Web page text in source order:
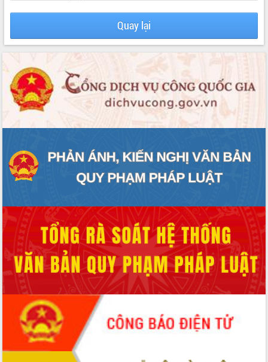
UBND CÁC XÃ, PHƯỜNG
THÔNG TIN CHỈ ĐẠO ĐIỀU HÀNH
VĂN BẢN HĐND TỈNH
ĐIỂM TIN VĂN BẢN
Quay lại